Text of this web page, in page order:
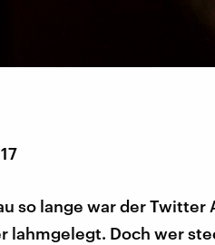
so lange war der Twitter
lahmgelegt. Doch wer